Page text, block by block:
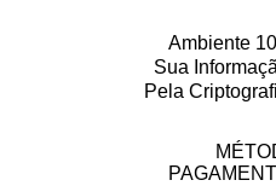
Ambiente
Sua
Pela